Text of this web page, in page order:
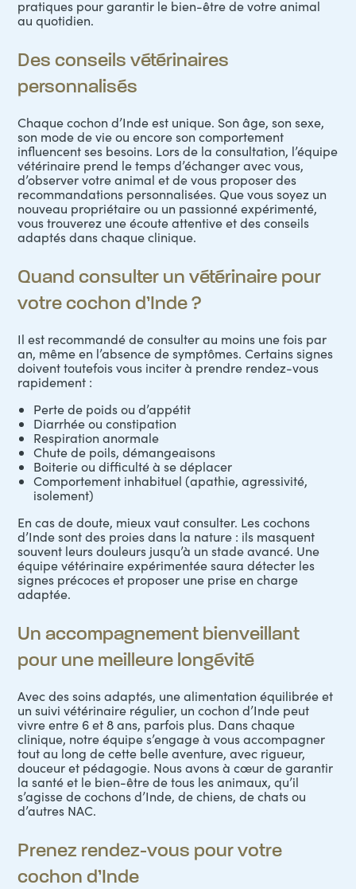
pratiques pour garantir le bien-être de votre animal
au quotidien.
Des conseils vétérinaires
personnalisés
Chaque cochon d’Inde est unique. Son âge, son sexe,
son mode de vie ou encore son comportement
influencent ses besoins. Lors de laconsultation, l’équipe
vétérinaire prend le temps d’échanger avec vous,
d’observer votre animal et de vous proposer des
recommandations personnalisées. Que vous soyez un
nouveau propriétaire ou un passionné expérimenté,
vous trouverez une écoute attentive et des conseils
adaptés dans chaque clinique.
Quand consulter un vétérinaire pour
votre cochon d’Inde ?
Il est recommandé de consulter au moins une fois par
an, même en l’absence de symptômes. Certains signes
doivent toutefois vous inciter à prendre rendez-vous
rapidement :
Perte de poids ou d’appétit
Diarrhée ou constipation
Respiration anormale
Chute de poils, démangeaisons
Boiterie ou difficulté à se déplacer
Comportement inhabituel (apathie, agressivité,
isolement)
En cas de doute, mieux vaut consulter. Les cochons
d’Inde sont des proies dans la nature : ils masquent
souvent leurs douleurs jusqu’à un stade avancé. Une
équipe vétérinaire expérimentée saura détecter les
signes précoces et proposer une prise en charge
adaptée.
Un accompagnement bienveillant
pour une meilleure longévité
Avec des soins adaptés, une alimentation équilibrée et
un suivi vétérinaire régulier, un cochon d’Inde peut
vivre entre 6 et 8 ans, parfois plus. Dans chaque
clinique, notre équipe s’engage à vous accompagner
tout au long de cette belle aventure, avec rigueur,
douceur et pédagogie. Nous avons à cœur de garantir
la santé et le bien-être de tous les animaux, qu’il
s’agisse de cochons d’Inde, de chiens, de chats ou
d’autres NAC.
Prenez rendez-vous pour votre
cochon d’Inde